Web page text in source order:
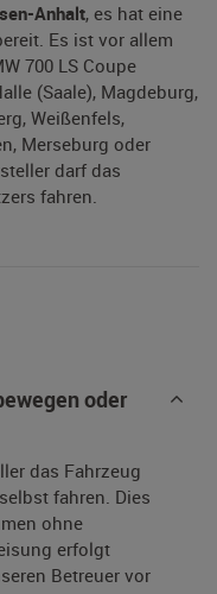
Anhalt, es hat eine
Es ist vor allem
700 LS Coupe
(Saale), Magdeburg,
Weißenfels,
Merseburg oder
darf das
fahren.
oder
das Fahrzeug
fahren. Dies
ohne
erfolgt
Betreuer vor